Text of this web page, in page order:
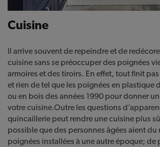
Cuisine
Il arrive souvent de repeindre et de
cuisine sans se préoccuper des poignées
armoires et des tiroirs. En effet, tout finit
et rien de tel que les poignées en plastique
ou en bois des années 1990 pour donner
votre cuisine.Outre les questions
quincaillerie peut rendre une cuisine plus
possible que des personnes âgées aient du
poignées installées à une autre époque; de